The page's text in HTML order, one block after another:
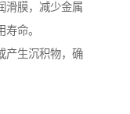
滑膜，减少金属
命。
产生沉积物，确